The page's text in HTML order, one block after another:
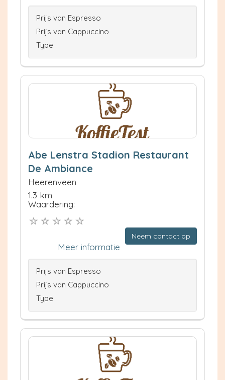
Prijs van Espresso
Prijs van Cappuccino
Type
Abe Lenstra Stadion Restaurant
De Ambiance
Heerenveen
1.3 km
Waardering:
Neem contact op
Meer informatie
Prijs van Espresso
Prijs van Cappuccino
Type